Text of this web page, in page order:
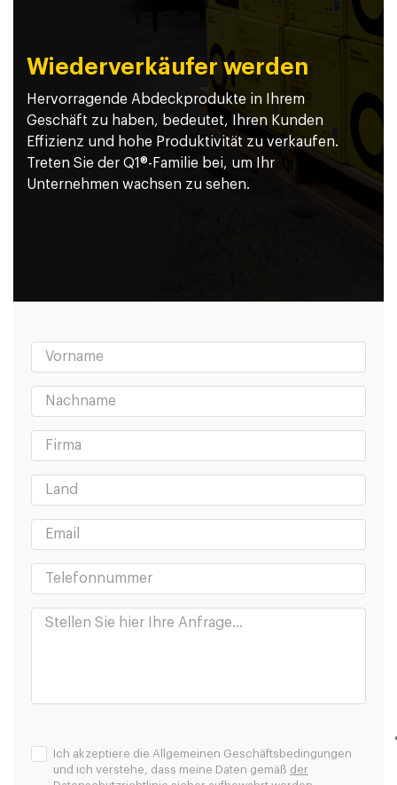
Wiederverkäufer werden
Hervorragende Abdeckprodukte in Ihrem
Geschäft zu haben, bedeutet, Ihren Kunden
Effizienz und hohe Produktivität zu verkaufen.
Treten Sie der Q1®-Familie bei, um Ihr
Unternehmen wachsen zu sehen.
Ich akzeptiere die Allgemeinen Geschäftsbedingungen
und ich verstehe, dass meine Daten gemäß der